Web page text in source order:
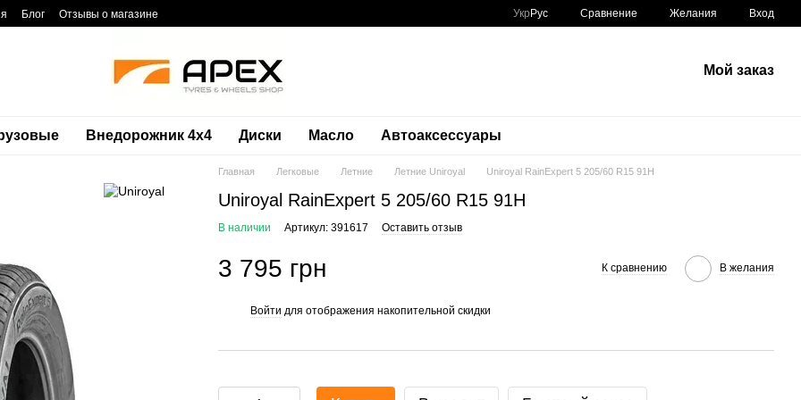
Блог Отзывы о магазине Укр Рус Сравнение Желания Вход
Мой заказ
Внедорожник 4х4 Диски Масло Автоаксессуары
Главная Легковые Летние Летние Uniroyal Uniroyal RainExpert 5 205/60 R15 91H
Uniroyal RainExpert 5 205/60 R15 91H
В наличии Артикул: 391617 Оставить отзыв
3 795 грн К сравнению В желания
Войти для отображения накопительной скидки